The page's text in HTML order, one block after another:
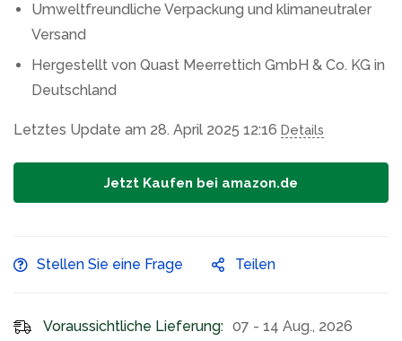
Umweltfreundliche Verpackung und klimaneutraler
Versand
Hergestellt von Quast Meerrettich GmbH & Co. KG in
Deutschland
Letztes Update am 28. April 2025 12:16 Details
Jetzt Kaufen bei amazon.de
Stellen Sie eine Frage Teilen
Voraussichtliche Lieferung: 07 - 14 Aug., 2026